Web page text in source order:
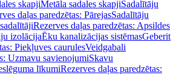
skapjiMetāla sadales skapjiSadalītāju
daļas paredzētas: PārejasSadalītāju
Rezerves daļas paredzētas: Apsildes
izolācijaĒku kanalizācijas sistēmasGeberit
Piekļuves caurulesVeidgabali
Uzmavu savienojumiSkavu
līkumiRezerves daļas paredzētas: